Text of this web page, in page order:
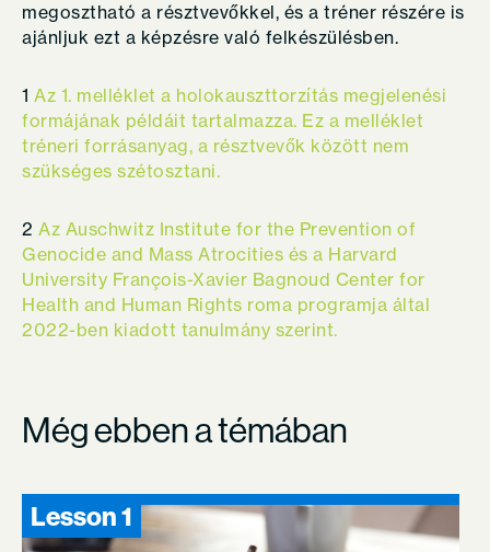
megosztható a résztvevőkkel, és a tréner részére is
ajánljuk ezt a képzésre való felkészülésben.
1 Az 1. melléklet a holokauszttorzítás megjelenési
formájának példáit tartalmazza. Ez a melléklet
tréneri forrásanyag, a résztvevők között nem
szükséges szétosztani.
2 Az Auschwitz Institute for the Prevention of
Genocide and Mass Atrocities és a Harvard
University François-Xavier Bagnoud Center for
Health and Human Rights roma programja által
2022-ben kiadott tanulmány szerint.
Még ebben a témában
Lesson 1